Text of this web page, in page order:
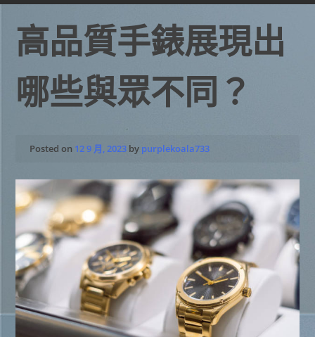
高品質手錶展現出
哪些與眾不同？
Posted on 12 9 月, 2023 by purplekoala733